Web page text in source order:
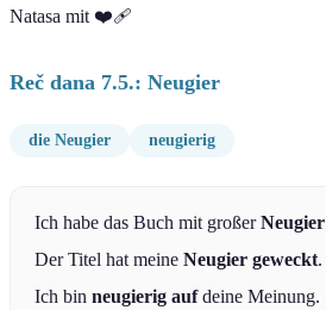
Natasa mit ❤️‍🩹
Reč dana 7.5.: Neugier
die Neugier neugierig
Ich habe das Buch mit großerNeugier
Der Titel hat meine Neugier geweckt.
Ich bin neugierig aufdeine Meinung.